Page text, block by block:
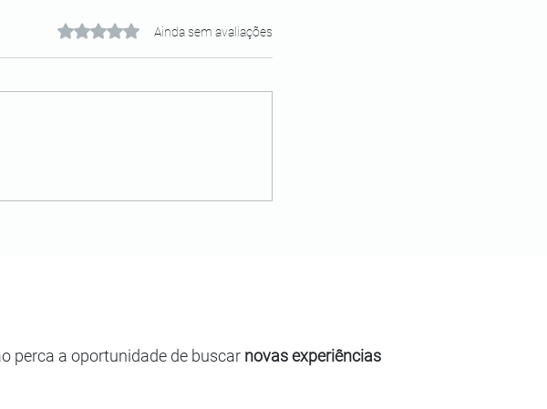
Avaliado com 0 de 5 estrelas.
Ainda sem avaliações
perca a oportunidade de buscar novas experiências